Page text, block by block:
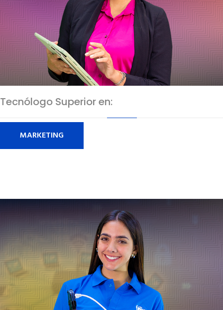
Tecnólogo Superior en:
MARKETING